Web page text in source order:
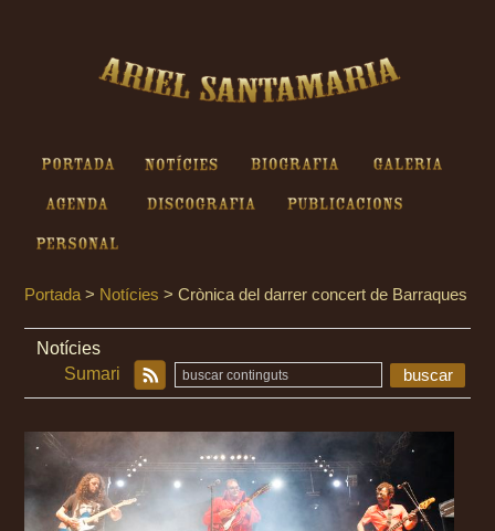
Portada Notícies Biografia Galeria
Agenda Discografia Publicacions
Personal
Portada > Notícies >Crònica del darrer concert de Barraques
Notícies
Sumari
buscar